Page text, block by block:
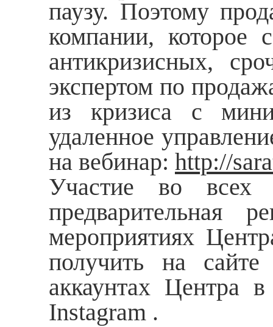
паузу. Поэтому
компании, которое
антикризисных,
экспертом по
из кризиса с
удаленное
на вебинар: http://
Участие во всех
предварительная
мероприятиях
получить на
аккаунтах Центра
Instagram .